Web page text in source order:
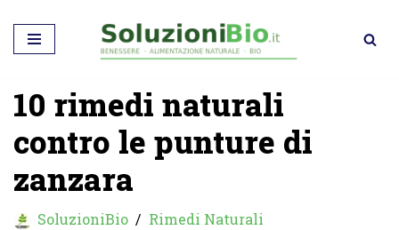
Vai
contenuto
10 rimedi naturali
contro le punture di
zanzara
SoluzioniBio Rimedi Naturali